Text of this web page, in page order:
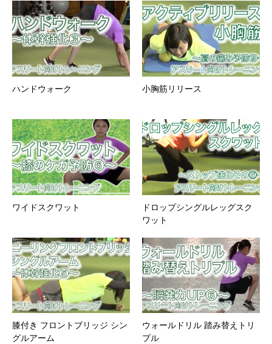
ハンドウォーク 小胸筋リリース
ワイドスクワット
ドロップシングルレッグスク
ワット
膝付き フロントブリッジ シン
グルアーム
ウォールドリル 踏み替えトリ
プル